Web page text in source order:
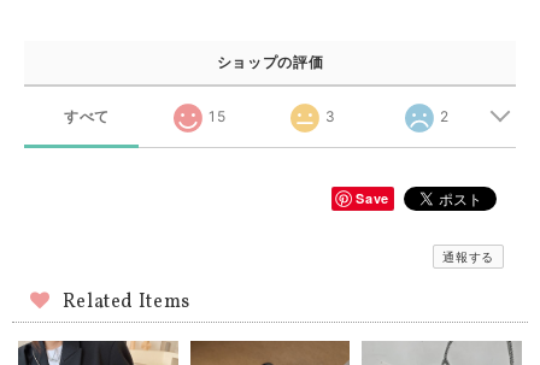
ショップの評価
すべて 15 3 2
Save
通報する
Related Items